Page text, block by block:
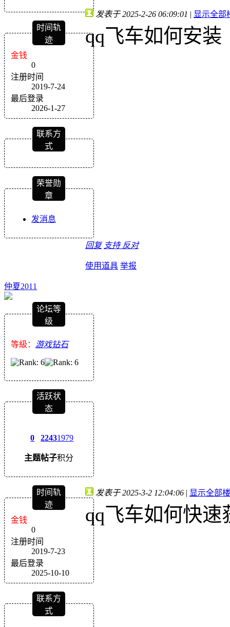
时间轨
迹
金钱
0
注册时间
2019-7-24
最后登录
2026-1-27
联系方
式
荣誉勋
章
发消息
发表于 2025-2-26 06:09:01 | 显示全部
qq飞车如何安装
回复 支持 反对
使用道具 举报
仲夏2011
论坛等
级
等級： 游戏钻石
活跃状
态
0
主题
2243
帖子
1979
积分
时间轨
迹
金钱
0
注册时间
2019-7-23
最后登录
2025-10-10
联系方
式
发表于 2025-3-2 12:04:06 | 显示全部
qq飞车如何快速